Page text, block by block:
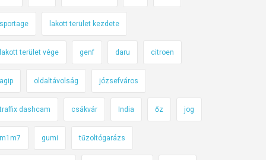
sportage lakott terület kezdete
lakott terület vége genf daru citroen
agip oldaltávolság józsefváros
traffix dashcam csákvár India őz jog
m1m7 gumi tűzoltógarázs